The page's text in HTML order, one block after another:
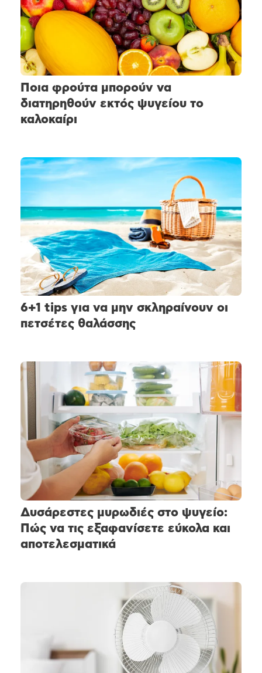
Ποια φρούτα μπορούν να
διατηρηθούν εκτός ψυγείου το
καλοκαίρι
6+1 tips για να μην σκληραίνουν οι
πετσέτες θαλάσσης
Δυσάρεστες μυρωδιές στο ψυγείο:
Πώς να τις εξαφανίσετε εύκολα και
αποτελεσματικά